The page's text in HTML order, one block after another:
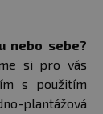
nebo sebe?
si pro vás
s použitím
plantážová